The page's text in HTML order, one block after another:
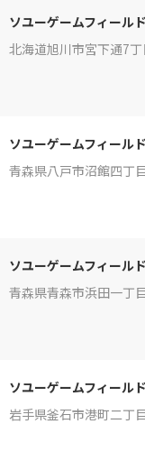
ソユーゲームフィール
北海道旭川市宮下通7
ソユーゲームフィール
青森県八戸市沼館四
ソユーゲームフィー
青森県青森市浜田一
ソユーゲームフィール
岩手県釜石市港町二